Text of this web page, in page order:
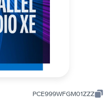
PCE999WFGM01ZZZ